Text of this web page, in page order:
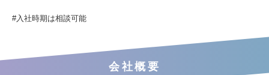
#入社時期は相談可能
会社概要